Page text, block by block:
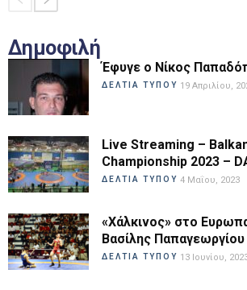
Δημοφιλή
Έφυγε ο Νίκος
ΔΕΛΤΙΑ ΤΥΠΟΥ 19 Απριλίου,
Live Streaming –
Championship 2023 –
ΔΕΛΤΙΑ ΤΥΠΟΥ 4 Μαΐου, 2023
«Χάλκινος» στο
Βασίλης Παπαγεωργίου
ΔΕΛΤΙΑ ΤΥΠΟΥ 13 Ιουνίου,